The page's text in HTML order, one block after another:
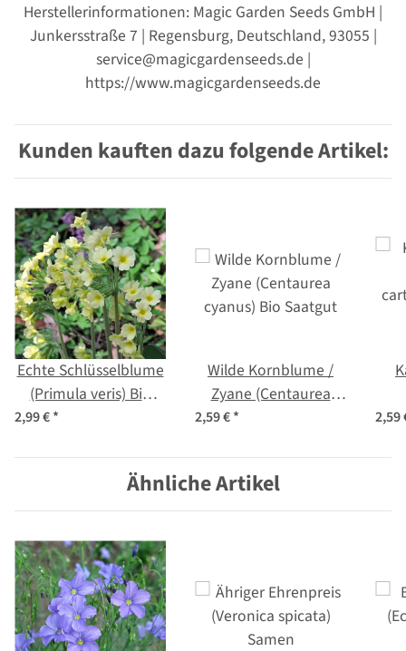
Herstellerinformationen: Magic Garden Seeds GmbH |
Junkersstraße 7 | Regensburg, Deutschland, 93055 |
service@magicgardenseeds.de |
https://www.magicgardenseeds.de
Kunden kauften dazu folgende Artikel:
Echte Schlüsselblume
(Primula veris) Bio
2,99 €*
Wilde Kornblume /
Zyane (Centaurea
cyanus) Bio Saatgut
2,59 €* 2,59
Ähnliche Artikel